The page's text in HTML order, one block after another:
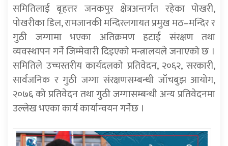
समितिलाई बृहत्तर जनकपुर क्षेत्रअन्तर्गत रहेका पोखरी,
पोखरीका डिल, रामजानकी मन्दिरलगायत प्रमुख मठ–मन्दिर र
गुठी जग्गामा भएका अतिक्रमण हटाई संरक्षण तथा
व्यवस्थापन गर्ने जिम्मेवारी दिइएको मन्त्रालयले जनाएको छ ।
समितिले उच्चस्तरीय कार्यदलको प्रतिवेदन, २०६२, सरकारी,
सार्वजनिक र गुठी जग्गा संरक्षणसम्बन्धी जाँचबुझ आयोग,
२०७६ को प्रतिवेदन तथा गुठी जग्गासम्बन्धी अन्य प्रतिवेदनमा
उल्लेख भएका कार्य कार्यान्वयन गर्नेछ ।